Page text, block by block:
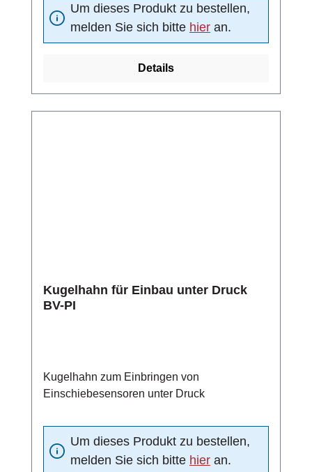
Um dieses Produkt zu bestellen,
melden Sie sich bitte hier an.
Details
Kugelhahn für Einbau unter Druck
BV-PI
Kugelhahn zum Einbringen von
Einschiebesensoren unter Druck
Um dieses Produkt zu bestellen,
melden Sie sich bitte hier an.